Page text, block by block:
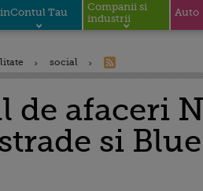
inContul Tau
Companii si
industrii
Auto
social
de afaceri
si